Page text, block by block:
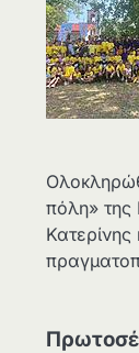
πόλη» της